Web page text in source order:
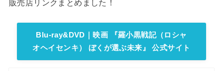
販売店リンクまとめました！
Blu-ray&DVD｜映画 『羅小黒戦記（ロシャ
オヘイセンキ） ぼくが選ぶ未来』 公式サイト